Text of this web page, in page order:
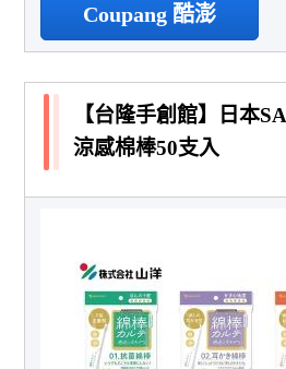
Coupang 酷澎
【台隆手創館】日本
涼感棉棒50支入